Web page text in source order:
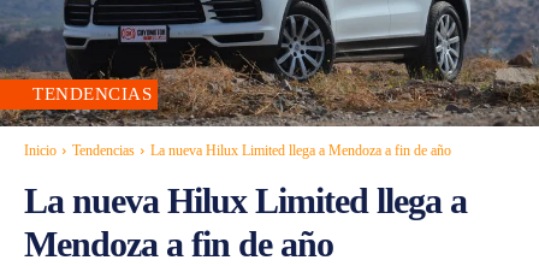
TENDENCIAS
Inicio Tendencias La nueva Hilux Limited llega a Mendoza a fin de año
La nueva Hilux Limited llega a
Mendoza a fin de año